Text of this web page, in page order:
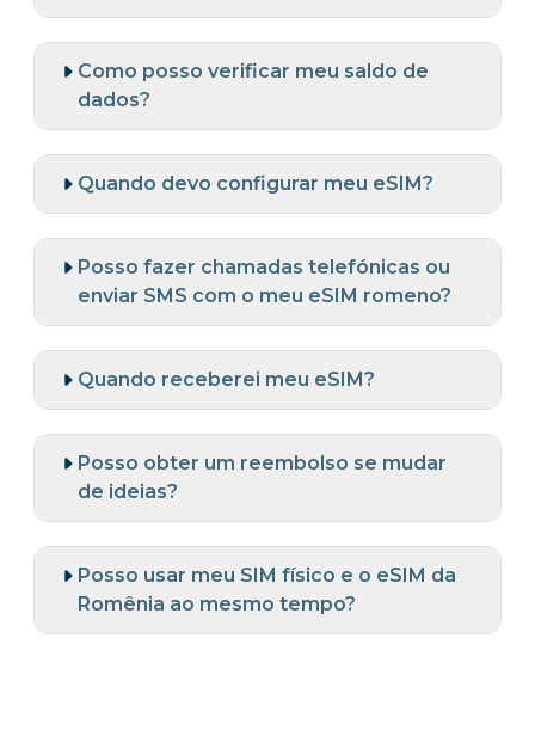
Como posso verificar meu saldo de
dados?
Quando devo configurar meu eSIM?
Posso fazer chamadas telefónicas ou
enviar SMS com o meu eSIM romeno?
Quando receberei meu eSIM?
Posso obter um reembolso se mudar
de ideias?
Posso usar meu SIM físico e o eSIM da
Romênia ao mesmo tempo?